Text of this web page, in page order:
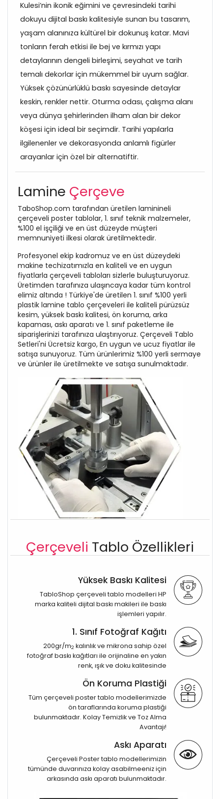
Kulesi’nin ikonik eğimini ve çevresindeki tarihi
dokuyu dijital baskı kalitesiyle sunan bu tasarım,
yaşam alanınıza kültürel bir dokunuş katar. Mavi
tonların ferah etkisi ile bej ve kırmızı yapı
detaylarının dengeli birleşimi, seyahat ve tarih
temalı dekorlar için mükemmel bir uyum sağlar.
Yüksek çözünürlüklü baskı sayesinde detaylar
keskin, renkler nettir. Oturma odası, çalışma alanı
veya dünya şehirlerinden ilham alan bir dekor
köşesi için ideal bir seçimdir. Tarihi yapılarla
ilgilenenler ve dekorasyonda anlamlı figürler
arayanlar için özel bir alternatiftir.
Lamine Çerçeve
TaboShop.com tarafından üretilen laminineli
çerçeveli poster tablolar, 1. sınıf teknik malzemeler,
%100 el işçiliği ve en üst düzeyde müşteri
memnuniyeti ilkesi olarak üretilmektedir.
Profesyonel ekip kadromuz ve en üst düzeydeki
makine techizatımızla en kaliteli ve en uygun
fiyatlarla çerçeveli tabloları sizlerle buluşturuyoruz.
Üretimden tarafınıza ulaşıncaya kadar tüm kontrol
elimiz altında ! Türkiye'de üretilen 1. sınıf %100 yerli
plastik lamine tablo çerçeveleri ile kaliteli pürüzsüz
kesim, yüksek baskı kalitesi, ön koruma, arka
kapaması, askı aparatı ve 1. sınıf paketleme ile
siparişlerinizi tarafınıza ulaştırıyoruz. Çerçeveli Tablo
Setleri'ni Ücretsiz kargo, En uygun ve ucuz fiyatlar ile
satışa sunuyoruz. Tüm ürünlerimiz %100 yerli sermaye
ve ürünler ile üretilmekte ve satışa sunulmaktadır.
Çerçeveli Tablo Özellikleri
Yüksek Baskı Kalitesi
TabloShop çerçeveli tablo modelleri HP
marka kaliteli dijital baskı makileri ile baskı
işlemleri yapılır.
1. Sınıf Fotoğraf Kağıtı
200gr/m2 kalınlık ve mikrona sahip özel
fotoğraf baskı kağıtları ile orijinaline en yakın
renk, ışık ve doku kalitesinde
Ön Koruma Plastiği
Tüm çerçeveli poster tablo modellerimizde
ön taraflarında koruma plastiği
bulunmaktadır. Kolay Temizlik ve Toz Alma
Avantajı!
Askı Aparatı
Çerçeveli Poster tablo modellerimizin
tümünde duvarınıza kolay asabilmeeniz için
arkasında askı aparatı bulunmaktadır.